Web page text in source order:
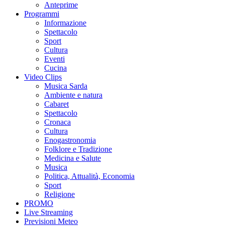
Anteprime
Programmi
Informazione
Spettacolo
Sport
Cultura
Eventi
Cucina
Video Clips
Musica Sarda
Ambiente e natura
Cabaret
Spettacolo
Cronaca
Cultura
Enogastronomia
Folklore e Tradizione
Medicina e Salute
Musica
Politica, Attualità, Economia
Sport
Religione
PROMO
Live Streaming
Previsioni Meteo